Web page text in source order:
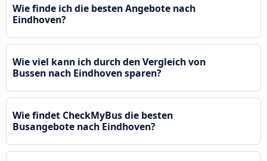
Wie finde ich die besten Angebote nach
Eindhoven?
Wie viel kann ich durch den Vergleich von
Bussen nach Eindhoven sparen?
Wie findet CheckMyBus die besten
Busangebote nach Eindhoven?